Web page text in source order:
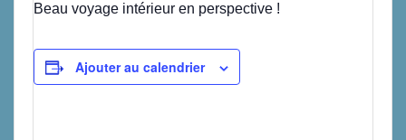
Beau voyage intérieur en perspective !
Ajouter au calendrier